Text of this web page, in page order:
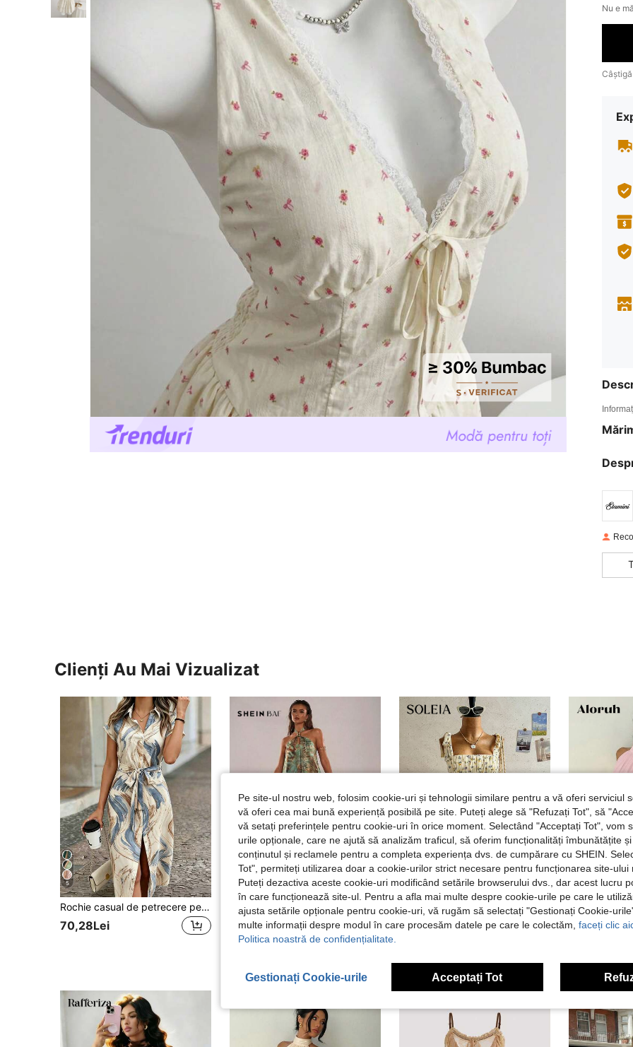
Nu e
Clienți Au Mai Vizualizat
5
Rochie casual de petrecere pentru femei, lungime midi, cu blocuri de culoare, cu nasturi pe față și talie cu legătură, elegantă, pentru vacanță de vară și resort
70,28Lei
SHEIN BAE
SHEIN BAE Rochie mini casual de vacanță pentru femei, primăvară/vară, mov, cu bretele halter, decor metalic, spate descoperit, potrivită pentru ieșiri primăvară/toamnă, vacanță la plajă, întâlnire cu sora, petrecere la plajă, streetwear casual, festival de muzică, Y2K, rochie din satin imprimată, rochie verde florală
#3 Cele mai vândute în Violet Rochii mini pentru femei
8
#Rochii de vară
Soleia Rochie mini de vacanță nouă, drăguță, cu imprimeu A, tip prințesă, boemă, boho, florală romantică, vacanță, stil floral, pentru petrecere, întâlnire, Ziua Îndrăgostiților, Paște, carnaval, ceai de după-amiază, plajă, croazieră, sărbătoare în oraș
20
Pe site-ul nostru web, folosim cookie-uri și tehnologii similare pentru a vă oferi serviciul
vă oferi cea mai bună experiență posibilă pe site. Puteți alege să "Refuzați Tot", să
vă setați preferințele pentru cookie-uri în orice moment. Selectând "Acceptați Tot", vom
urile opționale, care ne ajută să analizăm traficul, să oferim funcționalități îmbunătățite
conținutul și reclamele pentru a completa experiența dvs. de cumpărare cu SHEIN.
Tot", permiteți utilizarea doar a cookie-urilor strict necesare pentru funcționarea site-ului
Puteți dezactiva aceste cookie-uri modificând setările browserului dvs., dar acest lucru
în care funcționează site-ul. Pentru a afla mai multe despre cookie-urile pe care le
ajusta setările opționale pentru cookie-uri, vă rugăm să selectați "Gestionați Cookie-
multe informații despre modul în care procesăm datele pe care le colectăm, faceți clic
Politica noastră de confidențialitate.
Gestionați Cookie-urile Acceptați Tot